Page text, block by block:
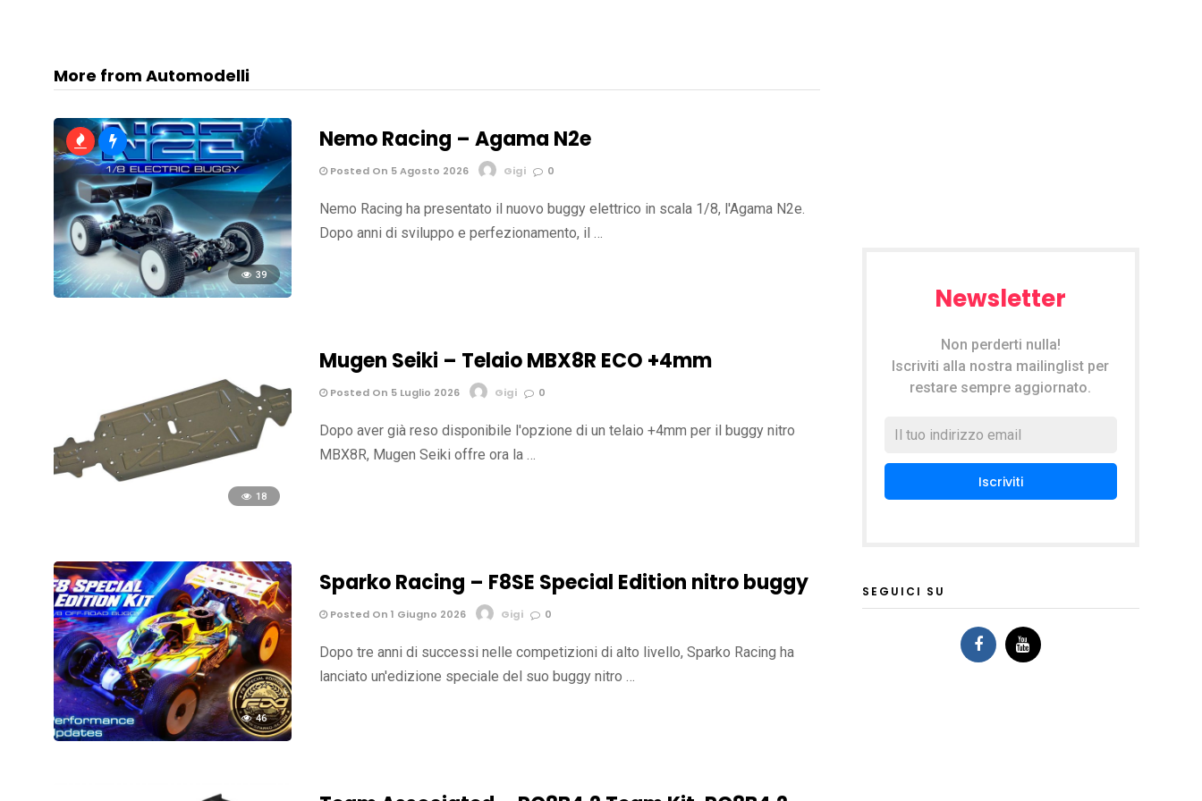
More from Automodelli
39
Nemo Racing – Agama N2e
Posted On 5 Agosto 2026 Gigi 0
Nemo Racing ha presentato il nuovo buggy elettrico in scala 1/8, l'Agama N2e.
Dopo anni di sviluppo e perfezionamento, il …
18
Mugen Seiki – Telaio MBX8R ECO +4mm
Posted On 5 Luglio 2026 Gigi 0
Dopo aver già reso disponibile l'opzione di un telaio +4mm per il buggy nitro
MBX8R, Mugen Seiki offre ora la …
46
Sparko Racing – F8SE Special Edition nitro buggy
Posted On 1 Giugno 2026 Gigi 0
Dopo tre anni di successi nelle competizioni di alto livello, Sparko Racing ha
lanciato un'edizione speciale del suo buggy nitro …
Newsletter
Non perderti nulla!
Iscriviti alla nostra mailinglist per
restare sempre aggiornato.
SEGUICI SU